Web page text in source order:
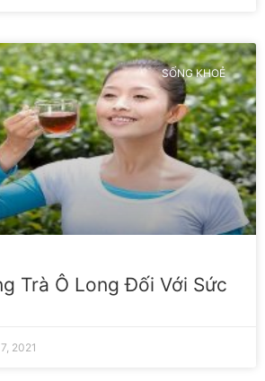
SỐNG KHOẺ
Trà Ô Long Đối Với Sức
2021